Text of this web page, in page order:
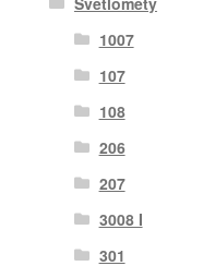
1007
107
108
206
207
3008 I
301